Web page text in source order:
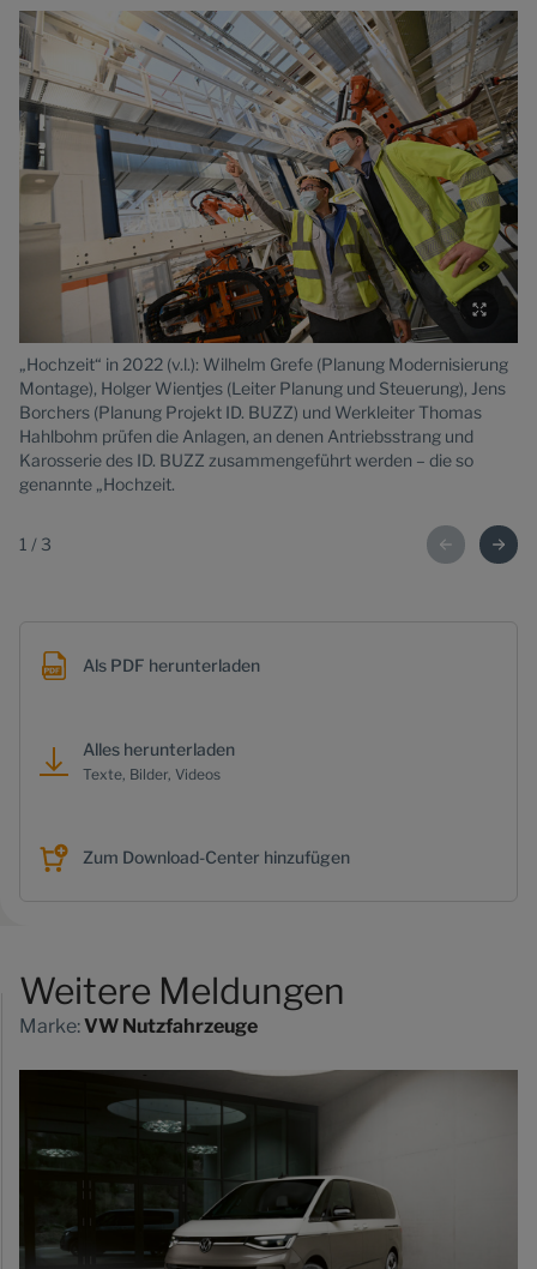
„Hochzeit“ in 2022 (v.l.): Wilhelm Grefe (Planung Modernisierung
Montage), Holger Wientjes (Leiter Planung und Steuerung), Jens
Borchers (Planung Projekt ID. BUZZ) und Werkleiter Thomas
Hahlbohm prüfen die Anlagen, an denen Antriebsstrang und
Karosserie des ID. BUZZ zusammengeführt werden – die so
genannte „Hochzeit.
1 / 3
Als PDF herunterladen
Alles herunterladen
Texte, Bilder, Videos
Zum Download-Center hinzufügen
Weitere Meldungen
Marke:VW Nutzfahrzeuge